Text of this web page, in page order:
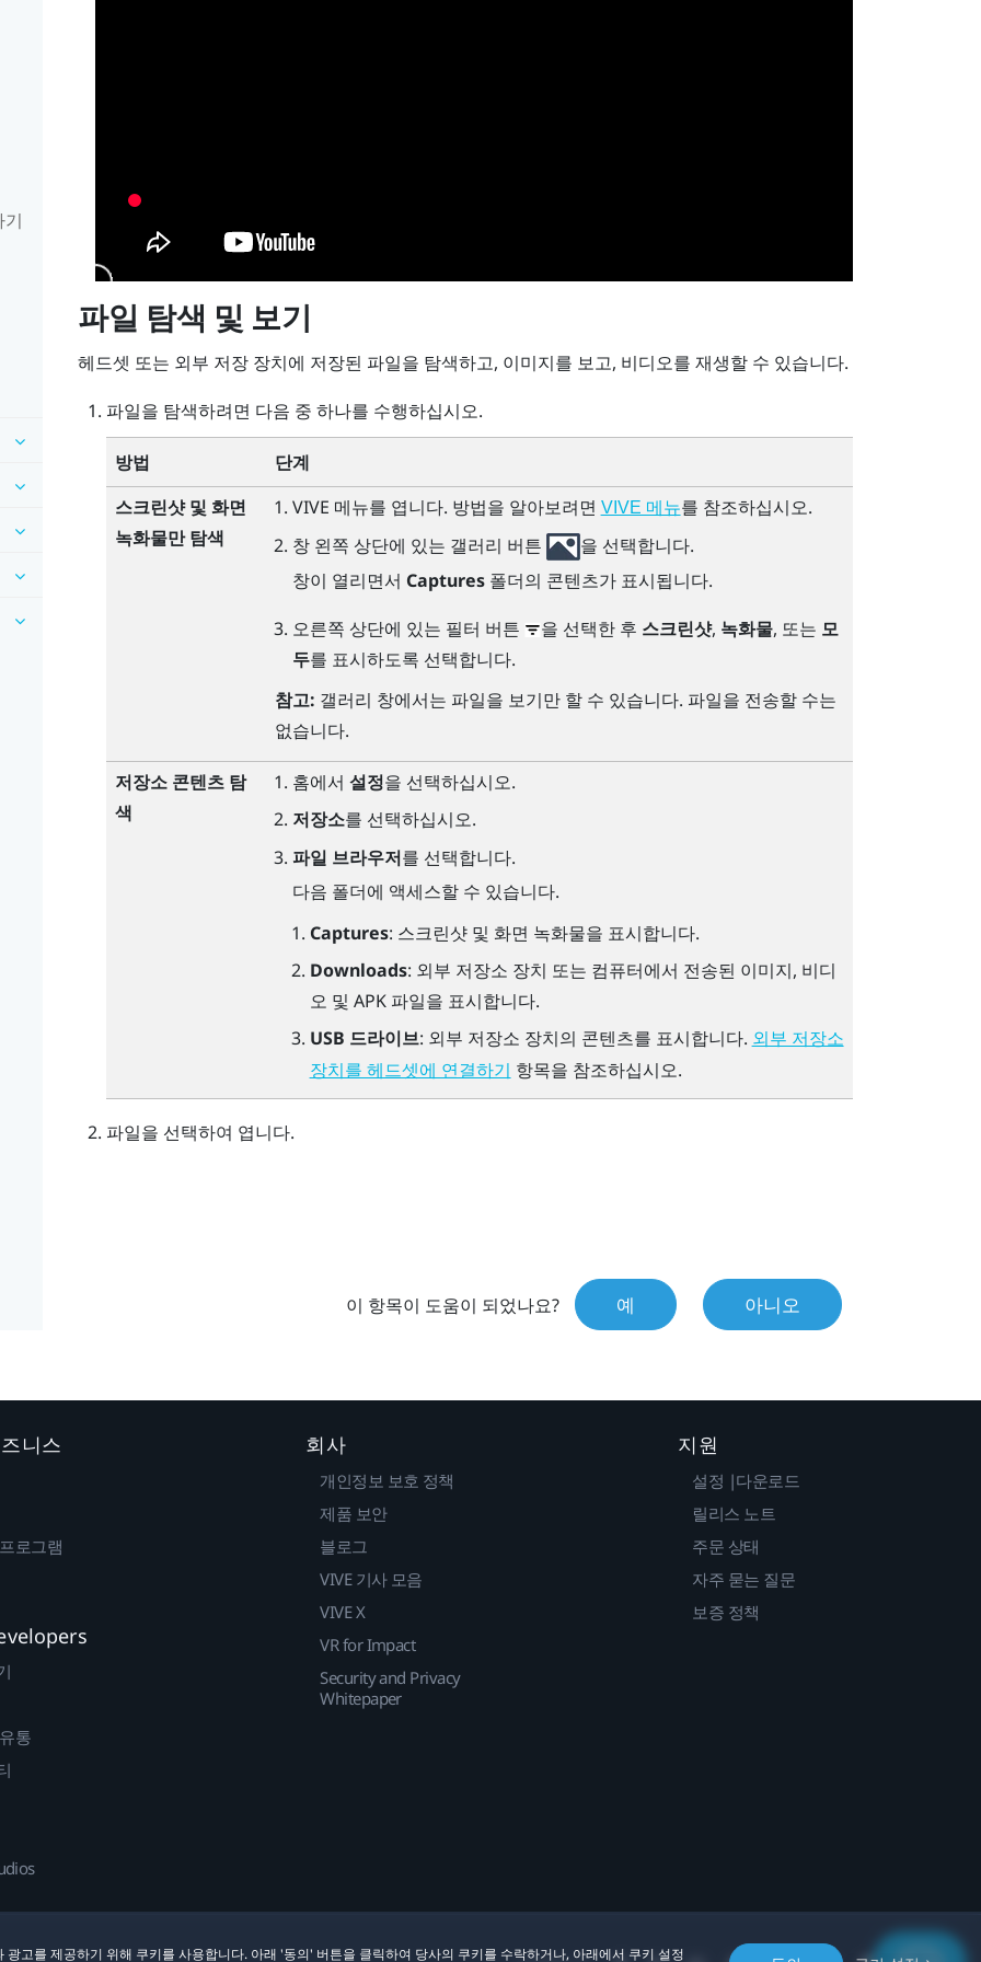
파일 탐색 및 보기
헤드셋 또는 외부 저장 장치에 저장된 파일을 탐색하고, 이미지를 보고, 비디오를 재생할 수 있습니다.
파일을 탐색하려면 다음 중 하나를 수행하십시오.
방법
단계
스크린샷 및 화면
녹화물만 탐색
VIVE 메뉴를 엽니다. 방법을 알아보려면 VIVE 메뉴를 참조하십시오.
창 왼쪽 상단에 있는 갤러리 버튼
을 선택합니다.
창이 열리면서 Captures폴더의 콘텐츠가 표시됩니다.
오른쪽 상단에 있는 필터 버튼
을 선택한 후 스크린샷, 녹화물, 또는 모
두를 표시하도록 선택합니다.
참고: 갤러리 창에서는 파일을 보기만 할 수 있습니다. 파일을 전송할 수는
없습니다.
저장소 콘텐츠 탐
색
홈에서 설정을 선택하십시오.
저장소를 선택하십시오.
파일 브라우저를 선택합니다.
다음 폴더에 액세스할 수 있습니다.
Captures: 스크린샷 및 화면 녹화물을 표시합니다.
Downloads: 외부 저장소 장치 또는 컴퓨터에서 전송된 이미지, 비디
오 및 APK 파일을 표시합니다.
USB 드라이브: 외부 저장소 장치의 콘텐츠를 표시합니다. 외부 저장소
장치를 헤드셋에 연결하기
항목을 참조하십시오.
파일을 선택하여 엽니다.
이 항목이 도움이 되었나요? 예 아니오
고를 제공하기 위해 쿠키를 사용합니다. 아래 '동의' 버튼을 클릭하여 당사의 쿠키를 수락하거나, 아래에서 쿠키 설정
니스
로그램
통
회사
개인정보 보호 정책
제품 보안
블로그
VIVE 기사 모음
VIVE X
VR for Impact
Security and Privacy
Whitepaper
지원
설정 |다운로드
릴리스 노트
주문 상태
자주 묻는 질문
보증 정책